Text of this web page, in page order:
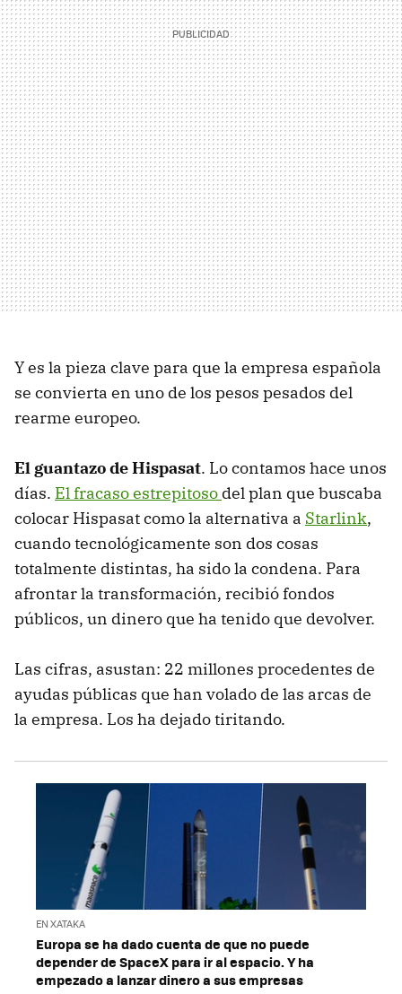
Y es la pieza clave para que la empresa española
se convierta en uno de los pesos pesados del
rearme europeo.
El guantazo de Hispasat. Lo contamos hace unos
días. El fracaso estrepitoso del plan que buscaba
colocar Hispasat como la alternativa a Starlink,
cuando tecnológicamente son dos cosas
totalmente distintas, ha sido la condena. Para
afrontar la transformación, recibió fondos
públicos, un dinero que ha tenido que devolver.
Las cifras, asustan: 22 millones procedentes de
ayudas públicas que han volado de las arcas de
la empresa. Los ha dejado tiritando.
EN XATAKA
Europa se ha dado cuenta de que no puede
depender de SpaceX para ir al espacio. Y ha
empezado a lanzar dinero a sus empresas